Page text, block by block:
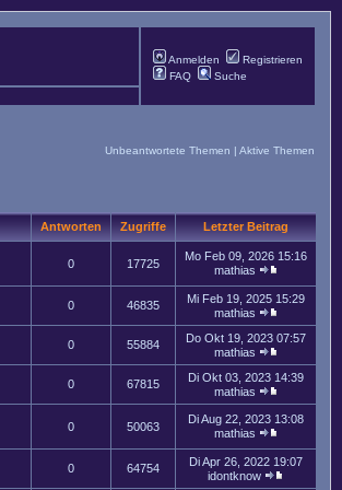
Anmelden
Registrieren
FAQ
Suche
Unbeantwortete Themen | Aktive Themen
Antworten Zugriffe Letzter Beitrag
0 17725
Mo Feb 09, 2026 15:16
mathias
0 46835
Mi Feb 19, 2025 15:29
mathias
0 55884
Do Okt 19, 2023 07:57
mathias
0 67815
Di Okt 03, 2023 14:39
mathias
0 50063
Di Aug 22, 2023 13:08
mathias
0 64754
Di Apr 26, 2022 19:07
idontknow